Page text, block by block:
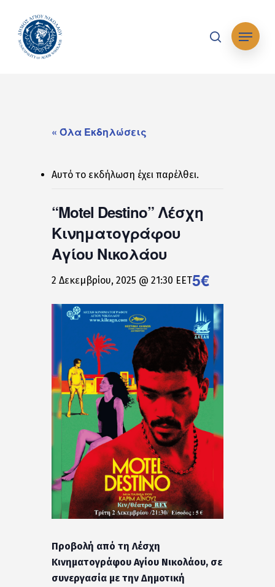
main
content
searchΜενού
« Όλα Εκδηλώσεις
Αυτό το εκδήλωση έχει παρέλθει.
“Motel Destino” Λέσχη
Κινηματογράφου
Αγίου Νικολάου
2 Δεκεμβρίου, 2025 @ 21:30 EET5€
Προβολή από τη Λέσχη
Κινηματογράφου Αγίου Νικολάου, σε
συνεργασία με την Δημοτική